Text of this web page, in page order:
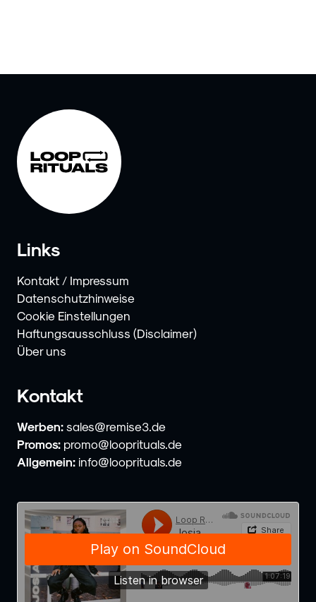
Links
Kontakt / Impressum
Datenschutzhinweise
Cookie Einstellungen
Haftungsausschluss (Disclaimer)
Über uns
Kontakt
Werben: sales@remise3.de
Promos: promo@looprituals.de
Allgemein: info@looprituals.de